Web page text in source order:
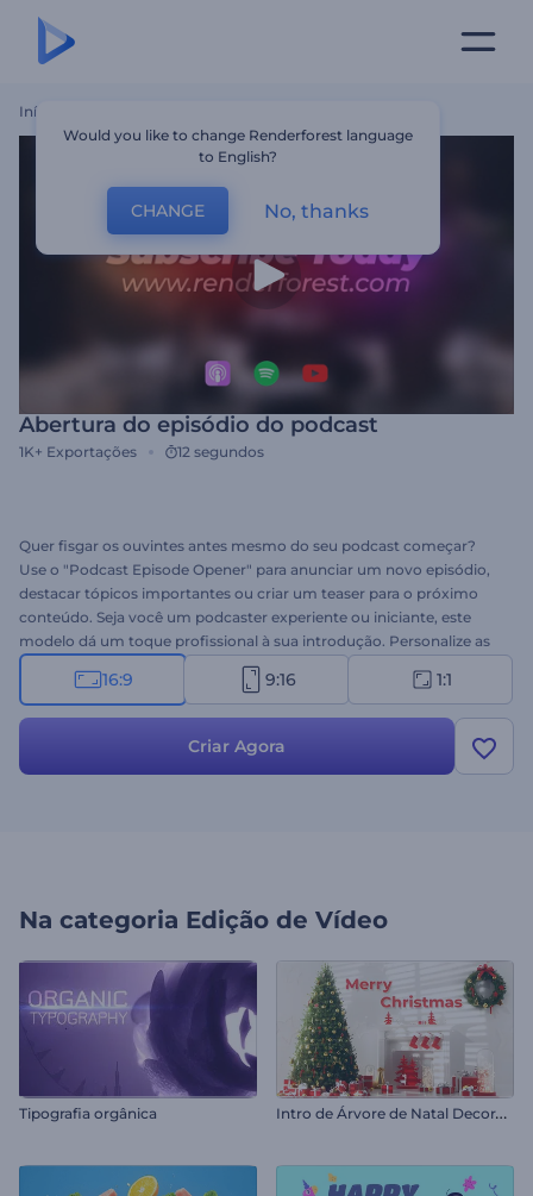
Início
Abertura do episódio do podcast
1K+ Exportações 12 segundos
Quer fisgar os ouvintes antes mesmo do seu podcast começar?
Use o "Podcast Episode Opener" para anunciar um novo episódio,
destacar tópicos importantes ou criar um teaser para o próximo
conteúdo. Seja você um podcaster experiente ou iniciante, este
modelo dá um toque profissional à sua introdução. Personalize as
cenas com seus arquivos de mídia, logotipo, música e detalhes
sobre o apresentador e o programa. Crie agora e faça com que seus
16:9 9:16 1:1
Criar Agora
Na categoria Edição de Vídeo
Tipografia orgânica I
ntro de Árvore de Natal Decorada
Would you like to change Renderforest language
to English?
CHANGE No, thanks